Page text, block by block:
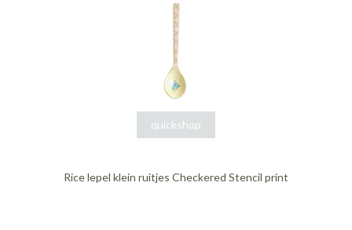
quickshop
Rice lepel klein ruitjes Checkered Stencil print